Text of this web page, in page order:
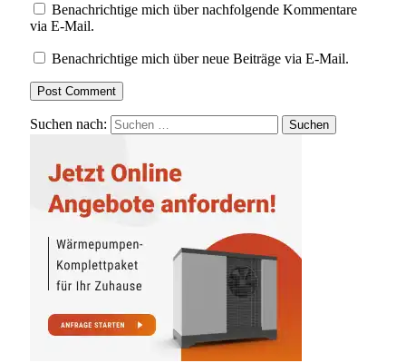
Benachrichtige mich über nachfolgende Kommentare
via E-Mail.
Benachrichtige mich über neue Beiträge via E-Mail.
Suchen nach: